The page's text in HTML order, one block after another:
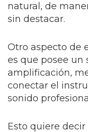
natural, de
sin destacar.
Otro aspecto de
es que posee un
amplificación,
conectar el
sonido
Esto quiere